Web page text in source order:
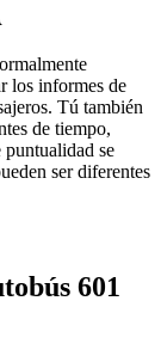
los informes de
Tú también
de tiempo,
puntualidad se
ser diferentes
601